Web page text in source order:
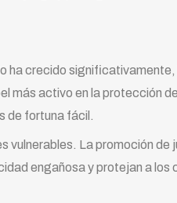
crecido significativamente,
más activo en la protección
de fortuna fácil.
La promoción de
engañosa y protejan a